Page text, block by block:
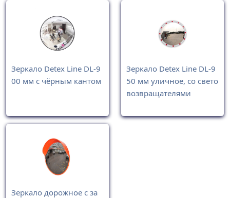
Зеркало Detex Line DL-9
00 мм с чёрным кантом
Зеркало Detex Line DL-9
50 мм уличное, со свето
возвращателями
Зеркало дорожное с за